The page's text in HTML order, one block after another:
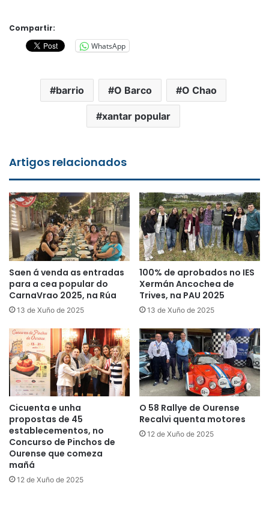
Compartir:
WhatsApp
barrio O Barco O Chao
xantar popular
Artigos relacionados
Saen á venda as entradas
para a cea popular do
CarnaVrao 2025, na Rúa
13 de Xuño de 2025
100% de aprobados no IES
Xermán Ancochea de
Trives, na PAU 2025
13 de Xuño de 2025
Cicuenta e unha
propostas de 45
establecementos, no
Concurso de Pinchos de
Ourense que comeza
mañá
12 de Xuño de 2025
O 58 Rallye de Ourense
Recalvi quenta motores
12 de Xuño de 2025